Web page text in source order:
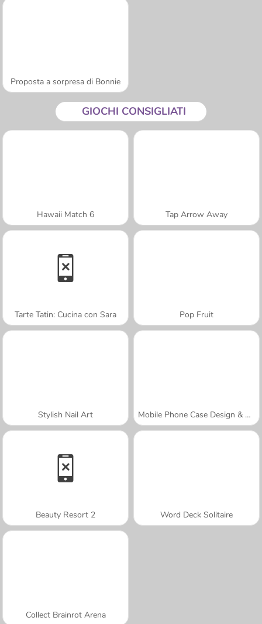
Proposta a sorpresa di Bonnie
GIOCHI CONSIGLIATI
Hawaii Match 6 Tap Arrow Away
Tarte Tatin: Cucina con Sara Pop Fruit
Stylish Nail Art Mobile Phone Case Design & DIY
Beauty Resort 2 Word Deck Solitaire
Collect Brainrot Arena